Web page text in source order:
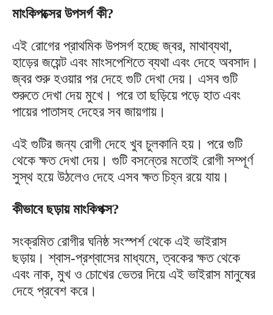
মাংকিপক্সের উপসর্গ কী?
এই রোগের প্রাথমিক উপসর্গ হচ্ছে জ্বর, মাথাব্যথা,
হাড়ের জয়েন্ট এবং মাংসপেশিতে ব্যথা এবং দেহে অবসাদ।
জ্বর শুরু হওয়ার পর দেহে গুটি দেখা দেয়। এসব গুটি
শুরুতে দেখা দেয় মুখে। পরে তা ছড়িয়ে পড়ে হাত এবং
পায়ের পাতাসহ দেহের সব জায়গায়।
এই গুটির জন্য রোগী দেহে খুব চুলকানি হয়। পরে গুটি
থেকে ক্ষত দেখা দেয়। গুটি বসন্তের মতোই রোগী সম্পূর্ণ
সুস্থ হয়ে উঠলেও দেহে এসব ক্ষত চিহ্ন রয়ে যায়।
কীভাবে ছড়ায় মাংকিপক্স?
সংক্রমিত রোগীর ঘনিষ্ঠ সংস্পর্শ থেকে এই ভাইরাস
ছড়ায়। শ্বাস-প্রশ্বাসের মাধ্যমে, ত্বকের ক্ষত থেকে
এবং নাক, মুখ ও চোখের ভেতর দিয়ে এই ভাইরাস মানুষের
দেহে প্রবেশ করে।